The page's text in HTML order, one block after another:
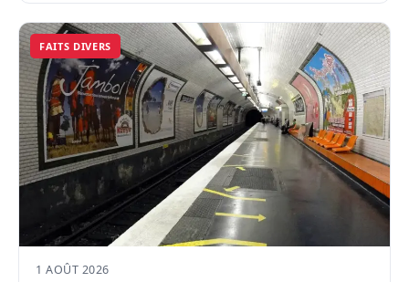
FAITS DIVERS
1 AOÛT 2026